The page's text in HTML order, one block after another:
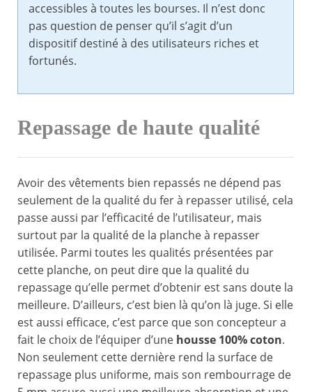
accessibles à toutes les bourses. Il n’est donc
pas question de penser qu’il s’agit d’un
dispositif destiné à des utilisateurs riches et
fortunés.
Repassage de haute qualité
Avoir des vêtements bien repassés ne dépend pas
seulement de la qualité du fer à repasser utilisé, cela
passe aussi par l’efficacité de l’utilisateur, mais
surtout par la qualité de la planche à repasser
utilisée. Parmi toutes les qualités présentées par
cette planche, on peut dire que la qualité du
repassage qu’elle permet d’obtenir est sans doute la
meilleure. D’ailleurs, c’est bien là qu’on là juge. Si elle
est aussi efficace, c’est parce que son concepteur a
fait le choix de l’équiper d’une housse 100% coton.
Non seulement cette dernière rend la surface de
repassage plus uniforme, mais son rembourrage de